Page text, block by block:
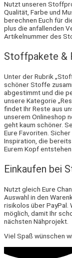
Nutzt unseren
Qualität, Farbe und
berechnen Euch für
plus die anfallenden
Artikelnummer des
Stoffpakete &
Unter der Rubrik
schöner Stoffe
abgestimmt und die
unsere Kategorie
findet Ihr Reste aus
unserem Onlineshop
geht kaum schöner.
Eure Favoriten.
Inspiration, die
Eurem Kopf entstehen
Einkaufen bei
Nutzt gleich Eure
Auswahl in den
risikolos über PayPal.
möglich, damit Ihr
nächsten Nähprojekt.
Viel Spaß wünschen